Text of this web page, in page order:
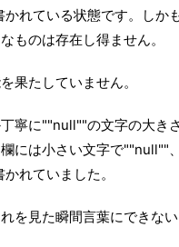
れている状態です。しか
ものは存在し得ません。
果たしていません。
寧に""null""の文字の大き
には小さい文字で""null""
れていました。
を見た瞬間言葉にできな